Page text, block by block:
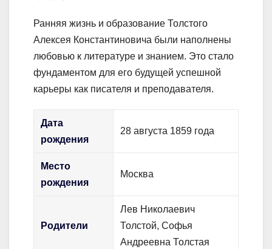
Ранняя жизнь и образование Толстого
Алексея Константиновича были наполнены
любовью к литературе и знанием. Это стало
фундаментом для его будущей успешной
карьеры как писателя и преподавателя.
Дата
рождения
28 августа 1859 года
Место
рождения
Москва
Родители
Лев Николаевич
Толстой, Софья
Андреевна Толстая